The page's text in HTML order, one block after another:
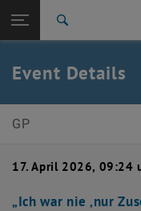
TU Login
Back to:
Event Details
GP
17. April 2026, 09:24
„Ich war nie ‚nur